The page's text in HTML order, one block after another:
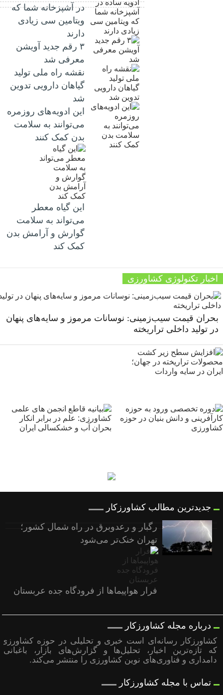
در آشپزخانه شما که
ویتامین سی زیادی
دارند
۳ رقم جدید آویشن
معرفی شد
نقشه راه ملی تولید
گیاهان دارویی تدوین
شد
این ادویه‌های روزمره
می‌توانند به سلامت
بدن کمک کنند
این گیاه معطر
می‌تواند به سلامت
گوارش و آرامش بدن
کمک کند
اخبار تکنولوژی کشاورزی
بحران قیمت سیب‌زمینی: نوسانات مرموز و سایه‌های پنهان
در تولید داخلی تراریخته
جدیدترین مطالب کشاورزکار
رگبار و رعدوبرق در راه شمال کشور؛
تهران خنک‌تر می‌شود
فرار هواپیماها از فرودگاه جده عربستان
درباره مجله کشاورزکار
کشاورزکار رسانه‌ای است خبری و تحلیلی در حوزه کشاورزی
که تازه‌ترین اخبار، تحلیل‌ها و گزارش‌های بازار، باغبانی،
دامداری و فناوری‌های نوین کشاورزی را منتشر می‌کند.
تماس با مجله کشاورزکار